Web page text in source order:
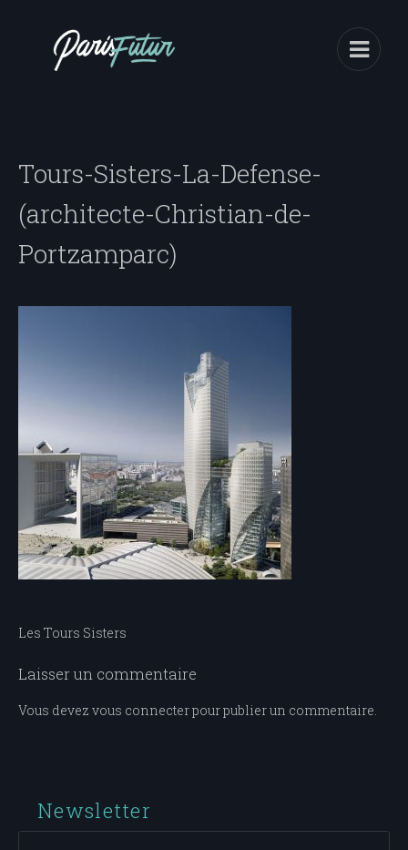
Tours-Sisters-La-Defense-
(architecte-Christian-de-
Portzamparc)
Navigation
de
Les Tours Sisters
Laisser un commentaire
Vous devez vous connecterpour publier un commentaire.
Newsletter